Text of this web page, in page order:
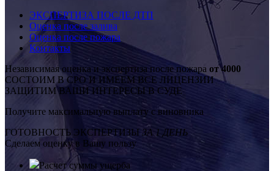
ЭКСПЕРТИЗА ПОСЛЕ ДТП
Оценка после залива
Оценка после пожара
Контакты
Независимая оценка и экспертиза после пожара от 4000
СОСТОИМ В СРО И ИМЕЕМ ВСЕ ЛИЦЕНЗИИ
ЗАЩИТИМ ВАШИ ИНТЕРЕСЫ В СУДЕ
Получите максимальную выплату с виновника
ГОТОВНОСТЬ ЭКСПЕРТИЗЫ ЗА 1 ДЕНЬ
Сделаем оценку в Вашу пользу
Расчет суммы ущерба